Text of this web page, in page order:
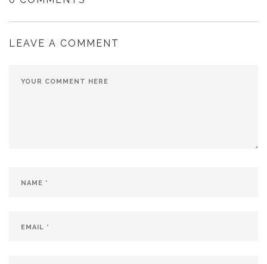
LEAVE A COMMENT